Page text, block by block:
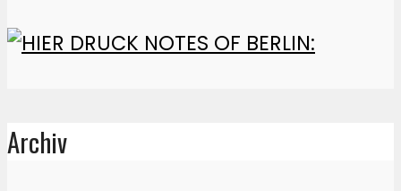
Archiv